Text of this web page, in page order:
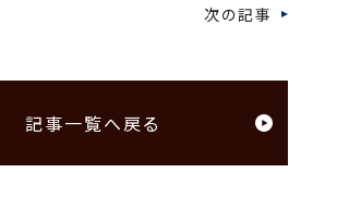
次の記事
記事一覧へ戻る